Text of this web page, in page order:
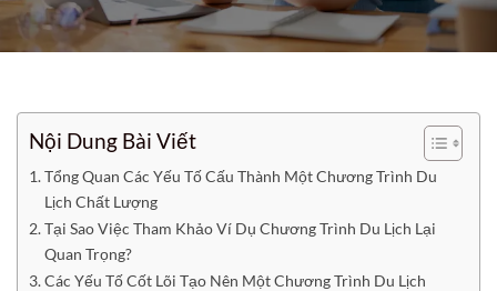
Nội Dung Bài Viết
Tổng Quan Các Yếu Tố Cấu Thành Một Chương Trình Du
Lịch Chất Lượng
Tại Sao Việc Tham Khảo Ví Dụ Chương Trình Du Lịch Lại
Quan Trọng?
Các Yếu Tố Cốt Lõi Tạo Nên Một Chương Trình Du Lịch